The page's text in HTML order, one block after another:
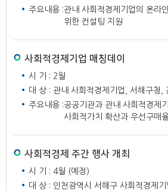
주요내용 :관내 사회적경제기업의 온라
위한 컨설팅 지원
사회적경제기업 매칭데이
시 기 : 2월
대 상 : 관내 사회적경제기업, 서해구청,
주요내용 :공공기관과 관내 사회적경제
사회적가치 확산과 우선구매
사회적경제 주간 행사 개최
시 기 : 4월 (예정)
대 상 : 인천광역시 서해구 사회적경제